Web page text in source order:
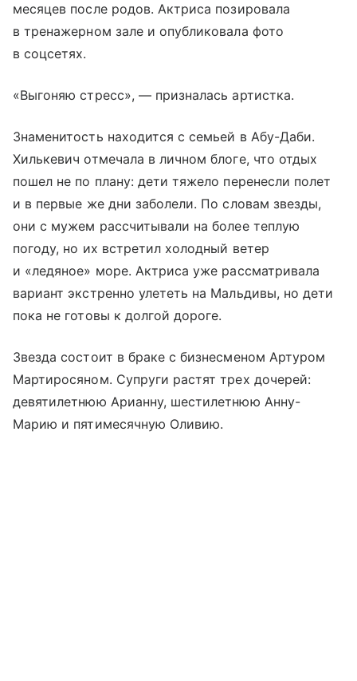
месяцев после родов. Актриса позировала
в тренажерном зале и опубликовала фото
в соцсетях.
«Выгоняю стресс», — призналась артистка.
Знаменитость находится с семьей в Абу-Даби.
Хилькевич отмечала в личном блоге, что отдых
пошел не по плану: дети тяжело перенесли полет
и в первые же дни заболели. По словам звезды,
они с мужем рассчитывали на более теплую
погоду, но их встретил холодный ветер
и «ледяное» море. Актриса уже рассматривала
вариант экстренно улететь на Мальдивы, но дети
пока не готовы к долгой дороге.
Звезда состоит в браке с бизнесменом Артуром
Мартиросяном. Супруги растят трех дочерей:
девятилетнюю Арианну, шестилетнюю Анну-
Марию и пятимесячную Оливию.